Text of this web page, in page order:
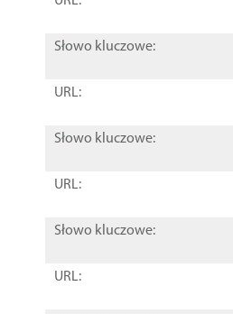
Słowo kluczowe:
URL:
Słowo kluczowe:
URL:
Słowo kluczowe:
URL: